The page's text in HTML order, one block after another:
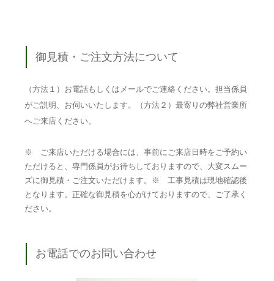
御見積・ご注文方法について
（方法１）お電話もしくはメールでご連絡ください。担当係員
がご説明、お伺いいたします。（方法２）最寄りの弊社営業所
へご来店ください。
※ ご来店いただける場合には、事前にご来店日時をご予約い
ただけると、専門係員がお待ちしておりますので、大変スムー
ズに御見積・ご注文いただけます。※ 工事見積は現地確認後
となります。正確な御見積を心がけておりますので、ご了承く
ださい。
お電話でのお問い合わせ